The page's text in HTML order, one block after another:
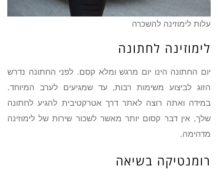
עלות לימוזינה להשכרה
לימוזינה לחתונה
יום החתונה הינו יום מרגש ומלא קסם. לפני החתונה נדרש
הזוג לביצוע משימות רבות, עד שמגיעים לערב המיוחד.
במידה ואתה רוצה לאתר דרך אטרקטיבית להגיע לחתונה
שלך, אין דבר קסום יותר מאשר לשכור שירות של לימוזינה
מדהימה.
רומנטיקה בשיאה